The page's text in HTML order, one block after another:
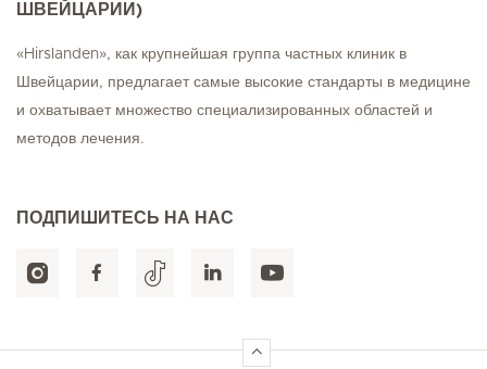
ШВЕЙЦАРИИ)
«Hirslanden», как крупнейшая группа частных клиник в
Швейцарии, предлагает самые высокие стандарты в медицине
и охватывает множество специализированных областей и
методов лечения.
ПОДПИШИТЕСЬ НА НАС